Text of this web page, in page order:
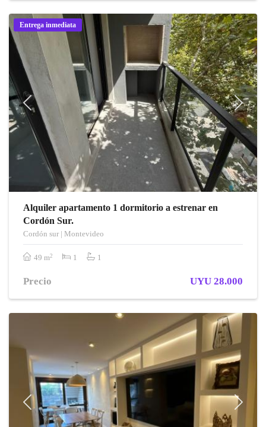
Entrega inmediata
Previous Next
Alquiler apartamento 1 dormitorio a estrenar en
Cordón Sur.
Cordón sur | Montevideo
49 m2 1 1
Precio UYU 28.000
Previous Next